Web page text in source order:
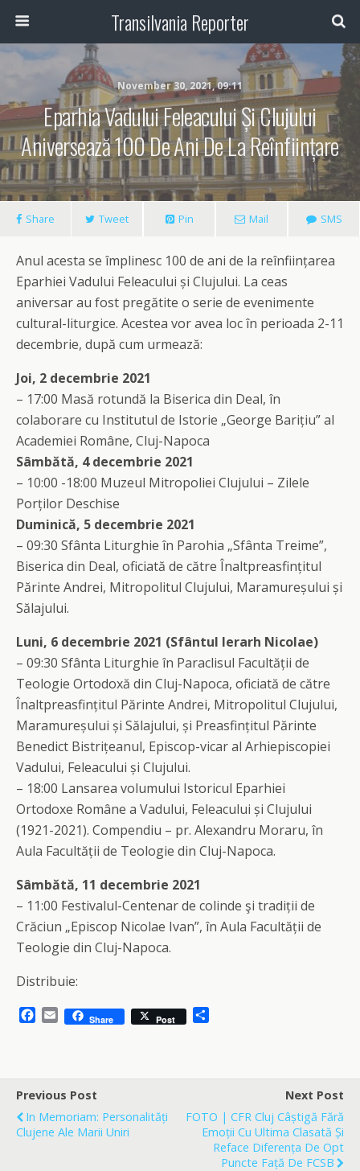
Transilvania Reporter
November 30, 2021, 09:11
Eparhia Vadului Feleacului Și Clujului
Aniversează 100 De Ani De La Reînființare
Share Tweet Pin Mail SMS
Anul acesta se împlinesc 100 de ani de la reînființarea
Eparhiei Vadului Feleacului și Clujului. La ceas
aniversar au fost pregătite o serie de evenimente
cultural-liturgice. Acestea vor avea loc în perioada 2-11
decembrie, după cum urmează:
Joi, 2 decembrie 2021
– 17:00 Masă rotundă la Biserica din Deal, în
colaborare cu Institutul de Istorie „George Barițiu” al
Academiei Române, Cluj-Napoca
Sâmbătă, 4 decembrie 2021
– 10:00 -18:00 Muzeul Mitropoliei Clujului – Zilele
Porților Deschise
Duminică, 5 decembrie 2021
– 09:30 Sfânta Liturghie în Parohia „Sfânta Treime”,
Biserica din Deal, oficiată de către Înaltpreasfințitul
Părinte Andrei, Mitropolitul Clujului, Maramureșului și
Sălajului.
Luni, 6 decembrie 2021 (Sfântul Ierarh Nicolae)
– 09:30 Sfânta Liturghie în Paraclisul Facultății de
Teologie Ortodoxă din Cluj-Napoca, oficiată de către
Înaltpreasfințitul Părinte Andrei, Mitropolitul Clujului,
Maramureșului și Sălajului, și Preasfințitul Părinte
Benedict Bistrițeanul, Episcop-vicar al Arhiepiscopiei
Vadului, Feleacului și Clujului.
– 18:00 Lansarea volumului Istoricul Eparhiei
Ortodoxe Române a Vadului, Feleacului și Clujului
(1921-2021). Compendiu – pr. Alexandru Moraru, în
Aula Facultății de Teologie din Cluj-Napoca.
Sâmbătă, 11 decembrie 2021
– 11:00 Festivalul-Centenar de colinde şi tradiții de
Crăciun „Episcop Nicolae Ivan”, în Aula Facultății de
Teologie din Cluj-Napoca.
Distribuie:
b
o
o
k
E
l
Share Post
e
Previous Post
In Memoriam: Personalități
Clujene Ale Marii Uniri
Next Post
FOTO | CFR Cluj Câștigă Fără
Emoții Cu Ultima Clasată Și
Reface Diferența De Opt
Puncte Față De FCSB